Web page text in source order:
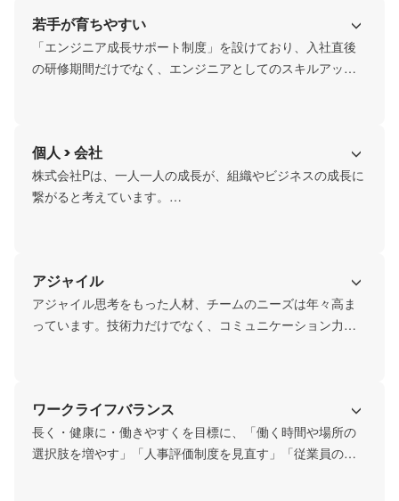
社交的で明るく熱量の高い人、一見静かだけれどきっちり
自分の仕事を仕上げてくる職人気質な人などタイプは様々
ですが、打ち合わせや社内全体会では、チームや組織を良
若手が育ちやすい
「エンジニア成長サポート制度」を設けており、入社直後
の研修期間だけでなく、エンジニアとしてのスキルアップ
う、テーマを決めた学習や資格取得に挑戦できる機会を設
けています。
メンターと二人三脚になった技術や仕事力の棚卸＆目標設
個人 > 会社
株式会社Pは、一人一人の成長が、組織やビジネスの成長に
繋がると考えています。
アジャイル
アジャイル思考をもった人材、チームのニーズは年々高ま
っています。技術力だけでなく、コミュニケーション力・
ワークライフバランス
長く・健康に・働きやすくを目標に、「働く時間や場所の
選択肢を増やす」「人事評価制度を見直す」「従業員の時